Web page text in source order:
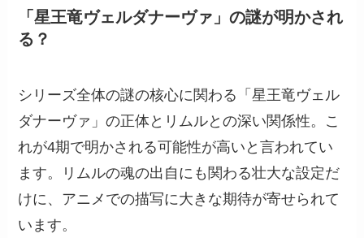
「星王竜ヴェルダナーヴァ」の謎が明かされ
る？
シリーズ全体の謎の核心に関わる「星王竜ヴェル
ダナーヴァ」の正体とリムルとの深い関係性。こ
れが4期で明かされる可能性が高いと言われてい
ます。リムルの魂の出自にも関わる壮大な設定だ
けに、アニメでの描写に大きな期待が寄せられて
います。